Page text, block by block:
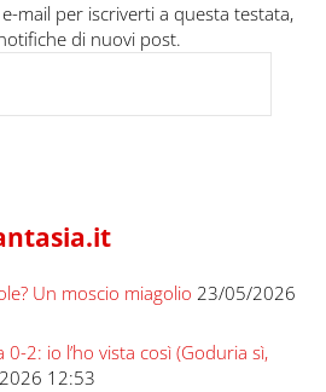
mail per iscriverti a questa testata,
di nuovi post.
Un moscio miagolio 23/05/2026
2: io l’ho vista così (Goduria sì,
12:53